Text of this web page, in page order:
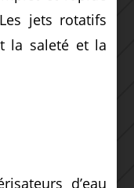
jets rotatifs
la saleté et la
d’eau